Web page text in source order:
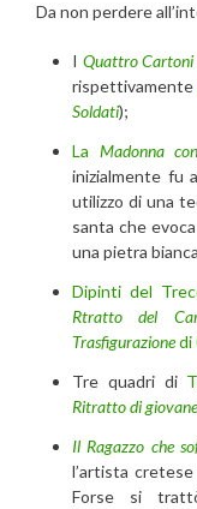
Da non perdere
I Quattro Cartoni
Soldati);
La Madonna
inizialmente fu
utilizzo di una
santa che
una pietra
Dipinti del
Rtratto del
Trasfigurazionedi
Tre quadri di
Ritratto di
Il Ragazzo che
l’artista
Forse si